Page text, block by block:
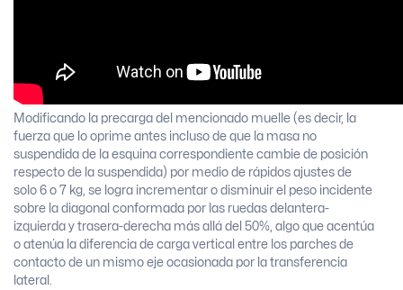
Modificando la precarga del mencionado muelle (es decir, la
fuerza que lo oprime antes incluso de que la masa no
suspendida de la esquina correspondiente cambie de posición
respecto de la suspendida) por medio de rápidos ajustes de
solo 6 o 7 kg, se logra incrementar o disminuir el peso incidente
sobre la diagonal conformada por las ruedas delantera-
izquierda y trasera-derecha más allá del 50%, algo que acentúa
o atenúa la diferencia de carga vertical entre los parches de
contacto de un mismo eje ocasionada por la transferencia
lateral.